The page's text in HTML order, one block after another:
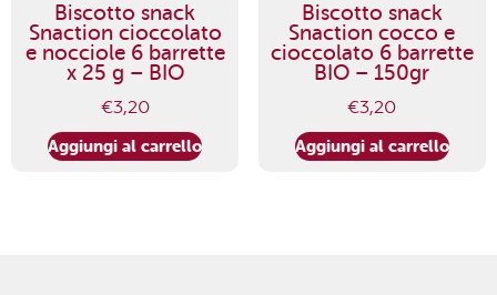
Biscotto snack
Snaction cioccolato
e nocciole 6 barrette
x 25 g – BIO
€3,20
Aggiungi al carrello
Biscotto snack
Snaction cocco e
cioccolato 6 barrette
BIO – 150gr
€3,20
Aggiungi al carrello